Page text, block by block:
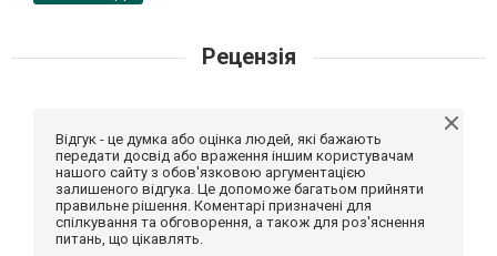
Рецензія
Відгук - це думка або оцінка людей, які бажають
передати досвід або враження іншим користувачам
нашого сайту з обов'язковою аргументацією
залишеного відгука. Це допоможе багатьом прийняти
правильне рішення. Коментарі призначені для
спілкування та обговорення, а також для роз'яснення
питань, що цікавлять.